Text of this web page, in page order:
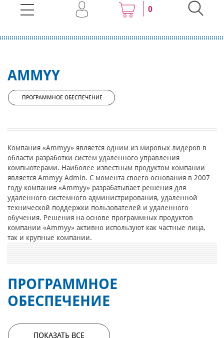
0
AMMYY
ПРОГРАММНОЕ ОБЕСПЕЧЕНИЕ
Компания «Ammyy» является одним из мировых лидеров в
области разработки систем удаленного управления
компьютерами. Наиболее известным продуктом компании
является Ammyy Admin. С момента своего основания в 2007
году компания «Ammyy» разрабатывает решения для
удаленного системного администрирования, удаленной
технической поддержки пользователей и удаленного
обучения. Решения на основе программных продуктов
компании «Ammyy» активно используют как частные лица,
так и крупные компании.
ПРОГРАММНОЕ
ОБЕСПЕЧЕНИЕ
ПОКАЗАТЬ ВСЕ